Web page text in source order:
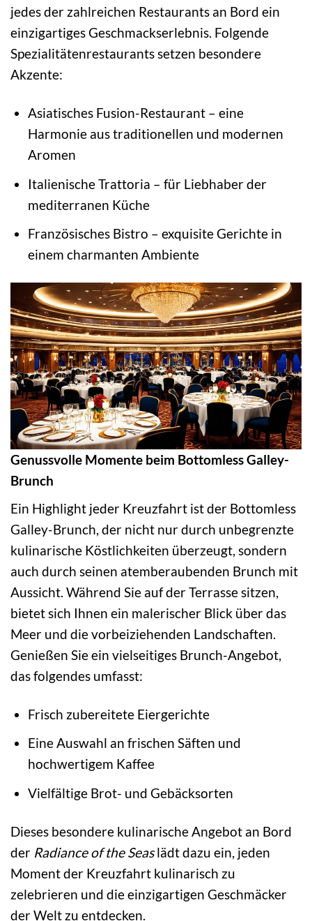
jedes der zahlreichen Restaurants an Bord ein
einzigartiges Geschmackserlebnis. Folgende
Spezialitätenrestaurants setzen besondere
Akzente:
Asiatisches Fusion-Restaurant – eine
Harmonie aus traditionellen und modernen
Aromen
Italienische Trattoria – für Liebhaber der
mediterranen Küche
Französisches Bistro – exquisite Gerichte in
einem charmanten Ambiente
Genussvolle Momente beim Bottomless Galley-
Brunch
Ein Highlight jeder Kreuzfahrt ist der Bottomless
Galley-Brunch, der nicht nur durch unbegrenzte
kulinarische Köstlichkeiten überzeugt, sondern
auch durch seinen atemberaubenden Brunch mit
Aussicht. Während Sie auf der Terrasse sitzen,
bietet sich Ihnen ein malerischer Blick über das
Meer und die vorbeiziehenden Landschaften.
Genießen Sie ein vielseitiges Brunch-Angebot,
das folgendes umfasst:
Frisch zubereitete Eiergerichte
Eine Auswahl an frischen Säften und
hochwertigem Kaffee
Vielfältige Brot- und Gebäcksorten
Dieses besondere kulinarische Angebot an Bord
der Radiance of the Seaslädt dazu ein, jeden
Moment der Kreuzfahrt kulinarisch zu
zelebrieren und die einzigartigen Geschmäcker
der Welt zu entdecken.